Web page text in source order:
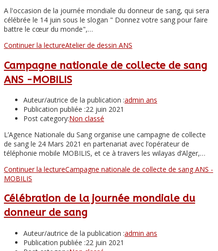
A l'occasion de la journée mondiale du donneur de sang, qui sera
célébrée le 14 juin sous le slogan " Donnez votre sang pour faire
battre le cœur du monde",…
Continuer la lectureAtelier de dessin ANS
Campagne nationale de collecte de sang
ANS -MOBILIS
Auteur/autrice de la publication :admin ans
Publication publiée :22 juin 2021
Post category:Non classé
L’Agence Nationale du Sang organise une campagne de collecte
de sang le 24 Mars 2021 en partenariat avec l’opérateur de
téléphonie mobile MOBILIS, et ce à travers les wilayas d’Alger,…
Continuer la lectureCampagne nationale de collecte de sang ANS -
MOBILIS
Célébration de la journée mondiale du
donneur de sang
Auteur/autrice de la publication :admin ans
Publication publiée :22 juin 2021